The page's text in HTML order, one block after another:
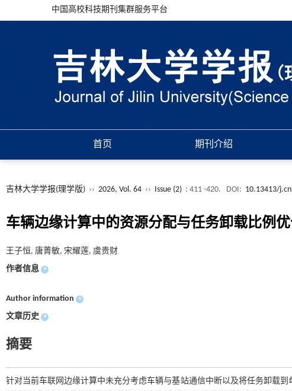
中国高校科技期刊集群服务平台
首页 期刊介绍
吉林大学学报(理学版) ›› 2026, Vol. 64 ›› Issue (2) : 411 -420. DOI: 10.13413/
车辆边缘计算中的资源分配与任务卸载比例
王子恒, 唐菁敏, 宋耀莲, 虞贵财
作者信息 +
Author information +
文章历史 +
摘要
针对当前车联网边缘计算中未充分考虑车辆与基站通信中断以及将任务卸载